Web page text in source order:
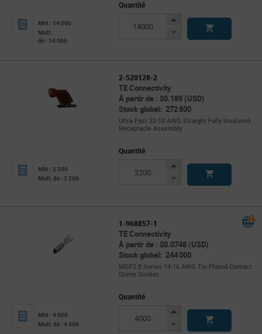
Min : 14 000
Mult.
de : 14 000
Quantité
Increase
Decrease
2-520128-2
TE Connectivity
À partir de : $0.189 (USD)
Stock global: 272 800
Ultra Fast 22-18 AWG Straight Fully Insulated
Receptacle Assembly
Min : 2 200
Mult. de : 2 200
Quantité
Increase
Decrease
1-968857-1
TE Connectivity
À partir de : $0.0748 (USD)
Stock global: 244 000
MCP2.8 Series 14-16 AWG Tin Plated Contact
Crimp Socket
Min : 4 000
Mult. de : 4 000
Quantité
Increase
Decrease